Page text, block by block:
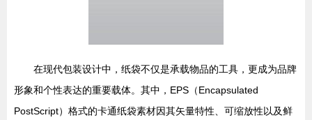
在现代包装设计中，纸袋不仅是承载物品的工具，更成为品牌
形象和个性表达的重要载体。其中，EPS（Encapsulated
PostScript）格式的卡通纸袋素材因其矢量特性、可缩放性以及鲜